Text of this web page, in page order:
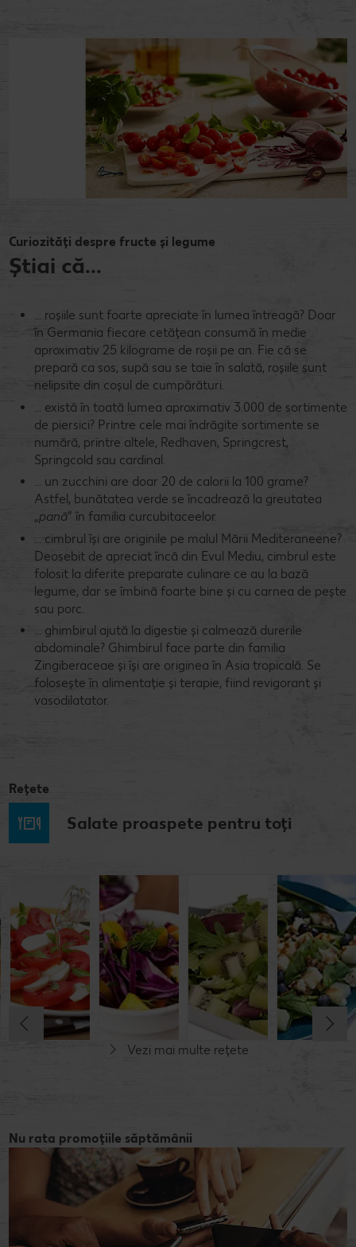
Curiozități despre fructe și legume
Știai că...
... roșiile sunt foarte apreciate în lumea întreagă? Doar
în Germania fiecare cetățean consumă în medie
aproximativ 25 kilograme de roșii pe an. Fie că se
prepară ca sos, supă sau se taie în salată, roșiile sunt
nelipsite din coșul de cumpărături.
... există în toată lumea aproximativ 3.000 de sortimente
de piersici? Printre cele mai îndrăgite sortimente se
numără, printre altele, Redhaven, Springcrest,
Springcold sau cardinal.
... un zucchini are doar 20 de calorii la 100 grame?
Astfel, bunătatea verde se încadrează la greutatea
„pană” în familia curcubitaceelor.
... cimbrul își are originile pe malul Mării Mediteraneene?
Deosebit de apreciat încă din Evul Mediu, cimbrul este
folosit la diferite preparate culinare ce au la bază
legume, dar se îmbină foarte bine și cu carnea de pește
sau porc.
... ghimbirul ajută la digestie și calmează durerile
abdominale? Ghimbirul face parte din familia
Zingiberaceae și își are originea în Asia tropicală. Se
folosește în alimentație și terapie, fiind revigorant și
vasodilatator.
Rețete
Salate proaspete pentru toți
gorgonzola,
afine și pere
Cel mult 15 minute
Simplu
Salată de
fructe
Cel mult 30 minute
Simplu
portocale
Cel mult 15 minute
Salată de
ciuperci
Cel mult 15 minute
Simplu
Vezi mai multe rețete
Nu rata promoțiile săptămânii